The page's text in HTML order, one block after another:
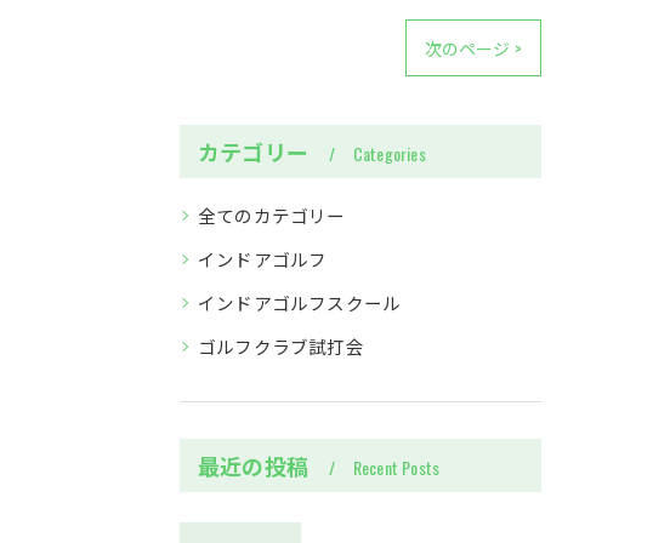
次のページ >
カテゴリー Categories
全てのカテゴリー
インドアゴルフ
インドアゴルフスクール
ゴルフクラブ試打会
最近の投稿 Recent Posts